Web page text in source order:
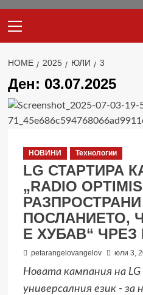
Menu
HOME 2025 ЮЛИ 3
Ден: 03.07.2025
НОВИНИ Технологии
LG СТАРТИРА
„RADIO
РАЗПРОСТРАНИ
ПОСЛАНИЕТО,
Е ХУБАВ“
petarangelovangelov юли 3,
Новата кампания на
универсалния език - за